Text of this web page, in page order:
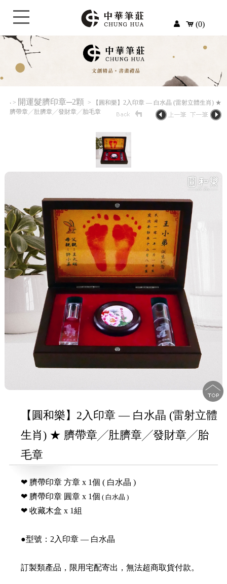
(0)
‧ > 開運髮臍印章─2顆 > 【圓和樂】2入印章 — 白水晶 (雷射立體生肖) ★
臍帶章╱肚臍章╱發財章╱胎毛章
【圓和樂】2入印章 — 白水晶 (雷射立體
生肖) ★ 臍帶章╱肚臍章╱發財章╱胎
毛章
❤ 臍帶印章 方章 x 1個 ( 白水晶 )
❤ 臍帶印章 圓章 x 1個 ( 白水晶 )
❤ 收藏木盒 x 1組
●型號：2入印章 — 白水晶
訂製類產品，限用宅配寄出，無法超商取貨付款。